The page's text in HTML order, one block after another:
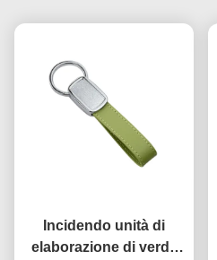
Incidendo unità di
elaborazione di verde